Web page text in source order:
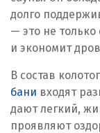
долго
— это не
и экономит
В состав
бани входят
дают легкий,
проявляют